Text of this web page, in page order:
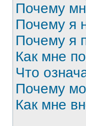
Почему
Почему я
Почему я
Как мне
Что
Почему
Как мне